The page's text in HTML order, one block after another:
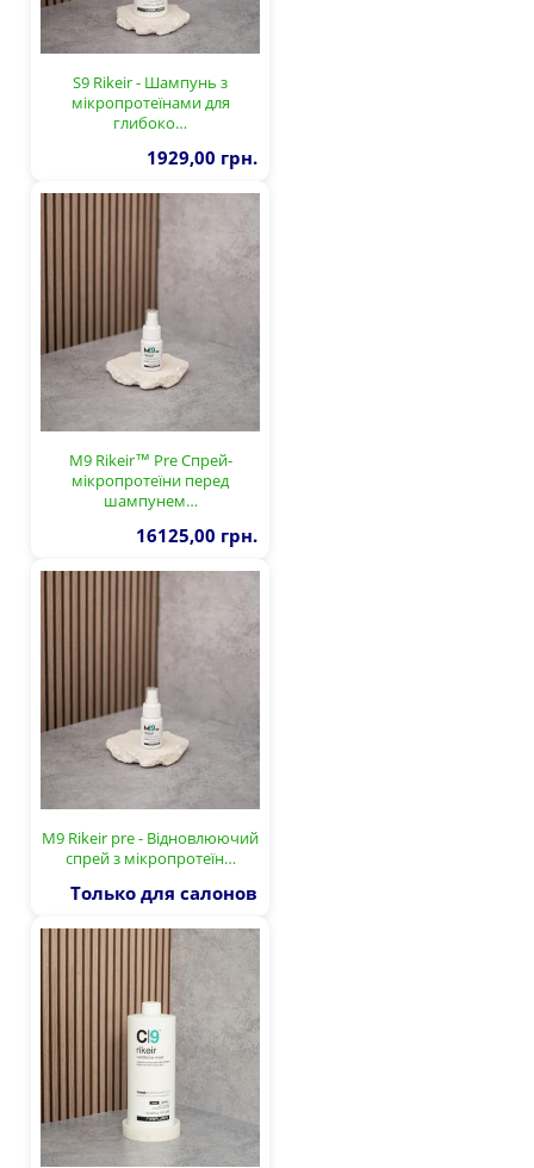
S9 Rikeir - Шампунь з
мікропротеїнами для
глибоко…
1929,00 грн.
M9 Rikeir™ Pre Спрей-
мікропротеїни перед
шампунем…
16125,00 грн.
M9 Rikeir pre - Відновлюючий
спрей з мікропротеїн…
Только для салонов